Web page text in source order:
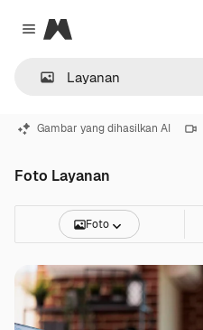
Close menu
Magnific
Gambar yang dihasilkan AI
Foto Layanan
Foto